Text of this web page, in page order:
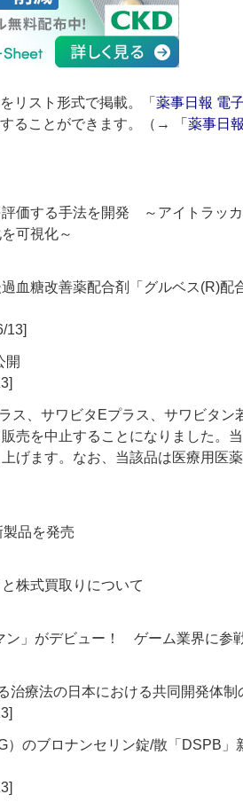
リスト形式で掲載。「 薬事日報 電
ることができます。（→
「薬事日
価する手法を開発 ～アイトラッ
可視化～
血糖改善薬配合剤「グルベス(R)配
13]
開
ス、サワビタEプラス、サワビタン
売を中止することになりました。
げます。なお、当該品は医療用医
品を発売
株式買取りについて
ン」がデビュー！ ゲーム業界に参
治療法の日本における共同開発体制
）のブロナンセリン錠/散「DSPB」